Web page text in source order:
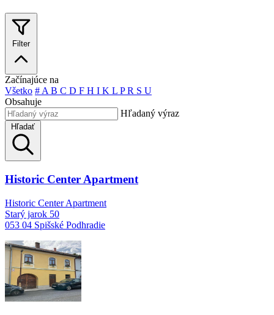
Filter
Začínajúce na
Všetko # A B C D F H I K L PR S U
Obsahuje
Hľadaný výraz
Hľadať
Historic Center Apartment
Historic Center Apartment
Starý jarok 50
053 04 Spišské Podhradie